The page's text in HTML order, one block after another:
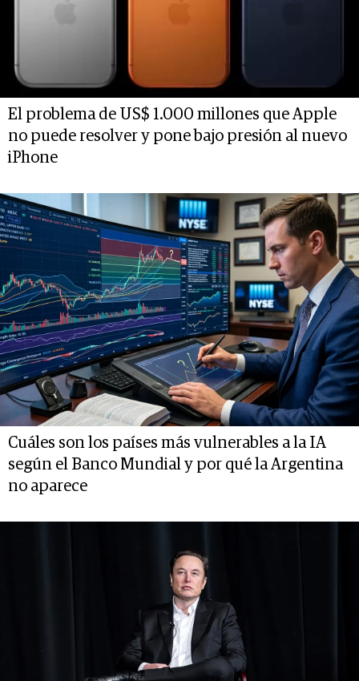
El problema de US$ 1.000 millones que Apple
no puede resolver y pone bajo presión al nuevo
iPhone
Cuáles son los países más vulnerables a la IA
según el Banco Mundial y por qué la Argentina
no aparece